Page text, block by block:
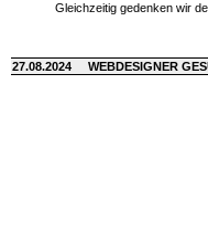
Gleichzeitig gedenken wir
27.08.2024 WEBDESIGNER